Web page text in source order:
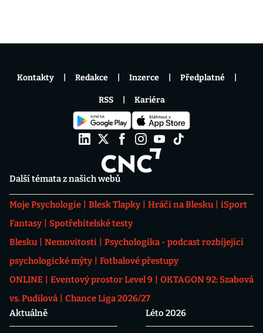
Další témata z našich webů
Moje Psychologie Blesk Tlapky Hráči na Blesku
iSport
Fantasy
Spotřebitelské testy
Blesku
Nemovitosti
Psychologika - podcast rozbíjející
psychologické mýty
Fotbalové přestupy
ONLINE
Eventový prostor Level 9
OKTAGON 92: Szabová
vs. Pudilová
Chance Liga 2026/27
Aktuálně
Léto 2026
Kontakty Redakce Inzerce Předplatné
RSS Kariéra